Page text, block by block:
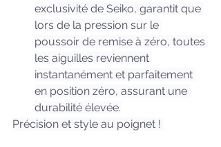
exclusivité de Seiko, garantit que
lors de la pression sur le
poussoir de remise à zéro, toutes
les aiguilles reviennent
instantanément et parfaitement
en position zéro, assurant une
durabilité élevée.
Précision et style au poignet !